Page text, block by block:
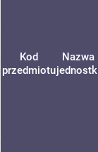
Kod
przedmiotu
Nazwa